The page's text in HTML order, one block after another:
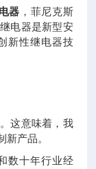
器 ，菲尼克斯
电器是新型安
新性继电器技
这意味着，我
产品。
数十年行业经